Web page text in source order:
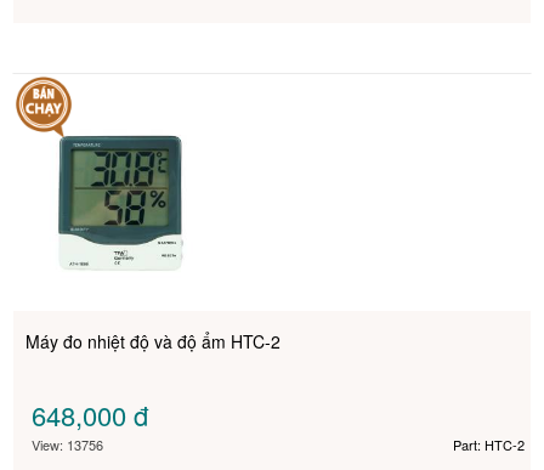
Máy đo nhiệt độ và độ ẩm HTC-2
648,000đ
View: 13756 Part: HTC-2